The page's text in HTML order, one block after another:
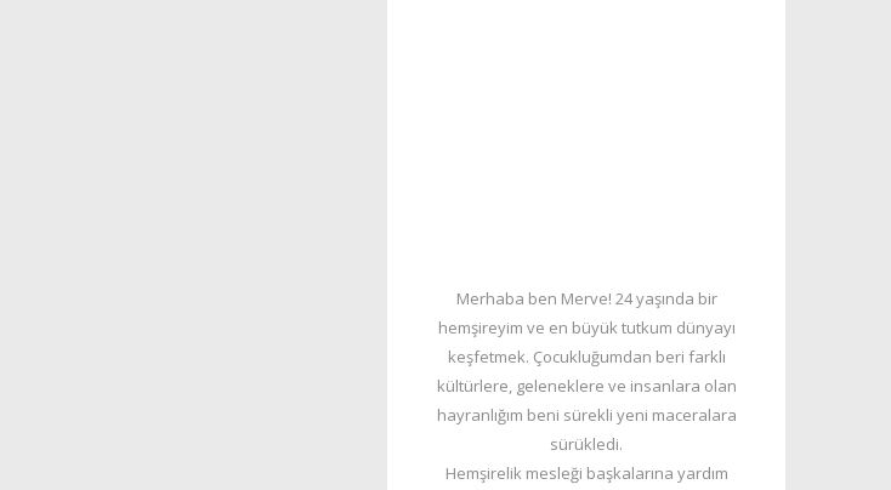
Merhaba ben Merve! 24 yaşında bir
hemşireyim ve en büyük tutkum dünyayı
keşfetmek. Çocukluğumdan beri farklı
kültürlere, geleneklere ve insanlara olan
hayranlığım beni sürekli yeni maceralara
sürükledi.
Hemşirelik mesleği başkalarına yardım